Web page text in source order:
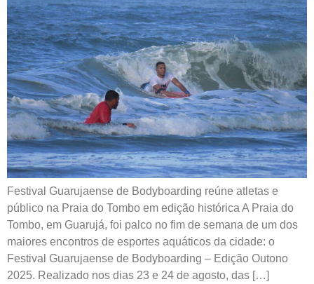
Festival Guarujaense de Bodyboarding reúne atletas e
público na Praia do Tombo em edição histórica A Praia do
Tombo, em Guarujá, foi palco no fim de semana de um dos
maiores encontros de esportes aquáticos da cidade: o
Festival Guarujaense de Bodyboarding – Edição Outono
2025. Realizado nos dias 23 e 24 de agosto, das […]